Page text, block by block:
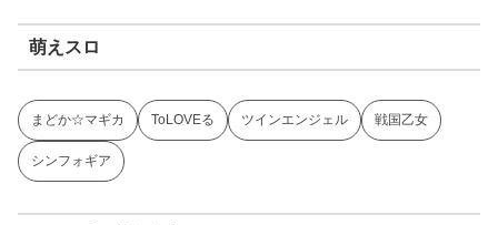
萌えスロ
まどか☆マギカ ToLOVEる ツインエンジェル 戦国乙女
シンフォギア